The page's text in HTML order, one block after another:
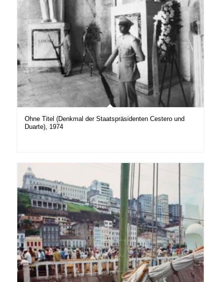
Ohne Titel (Denkmal der Staatspräsidenten Cestero und
Duarte), 1974